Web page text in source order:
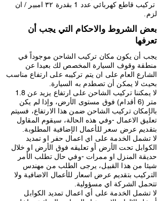
تركيب قاطع كهربائي عدد 1 بقدرة ٣٢ امبير / ان
لزم.
بعض الشروط والاحكام التي يجب أن
تعرفها
يجب أن يكون مكان تركيب الشاحن موجوداً في
منطقة وقوف السيارة المخصص لك بعيدا عن
الشارع العام على ان يتم تركيبه على ارتفاع مناسب
بحيث لا يمكن أن تصطدم به السيارة.
لا يمكننا تركيب الشاحن على ارتفاع يزيد عن 1.8
متر (6 أقدام) فوق مستوى الأرض، وإذا لم يكن
بالإمكان تركيب الشاحن ضمن هذا الارتفاع، فسيتم
تعليق الاعمال -وفي هذه الحالة، سيقوم المقاول
بتقديم عرض سعر للأعمال الإضافية المطلوبة.
لا تشمل الخدمة على اي اعمال حفر او تمديد
الكوابل تحت الأرض أو تعليقه فوق الأرض او خلال
حديقة المنزل او ممرات -وفي حال تطلب الأمر
شيئا من هذا القبيل، يرجى الطلب من مهندس
التركيب بتقديم عرض اسعار للأعمال الاضافية ولا
تتحمل الشركة اي مسؤولية.
لا تشمل الخدمة على أي اعمال تمديد الكوابل